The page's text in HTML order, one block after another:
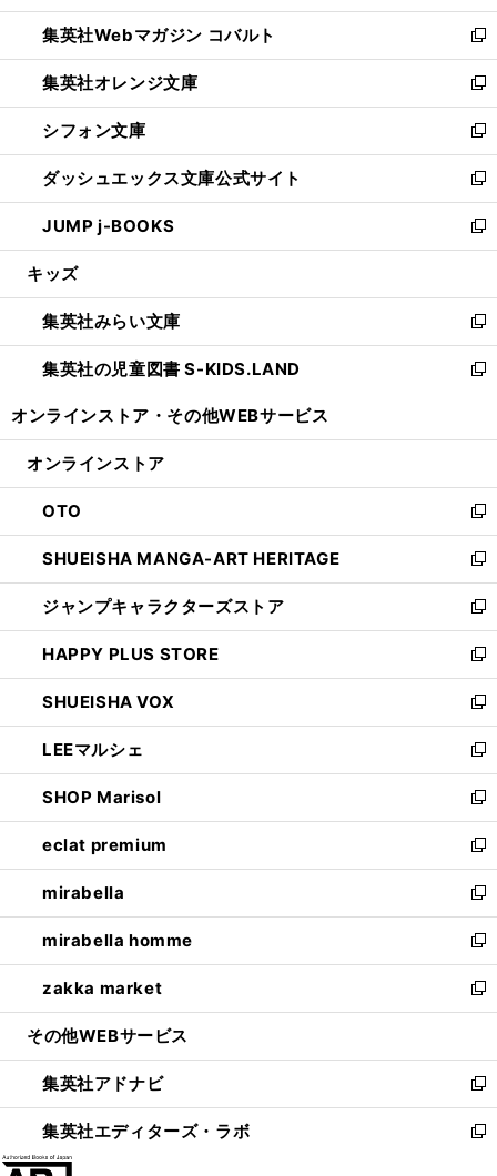
開
く
ウ
で
開
く
ン
ド
ウ
で
開
く
ウ
ィ
ン
ド
ウ
で
開
く
集英社Webマガジン コバルト
新
し
い
ウ
ィ
ン
ド
ウ
で
開
集英社オレンジ文庫
新
し
い
ウ
ィ
ン
ド
ウ
開
く
シフォン文庫
新
し
い
ウ
ィ
ン
ウ
で
開
く
ダッシュエックス文庫公式サイト
新
し
い
ウ
ン
ド
ウ
で
JUMP j-BOOKS
新
し
ウ
ィ
ン
ド
開
キッズ
集英社みらい文庫
新
し
い
ン
ウ
で
開
く
集英社の児童図書 S-KIDS.LAND
新
ウ
ン
ド
ウ
で
開
く
オンラインストア・ その他WEBサービス
オンラインストア
OTO
新
し
い
ウ
ィ
ン
ド
ウ
で
開
く
SHUEISHA MANGA-ART HERITAGE
新
し
い
ウ
ィ
ン
ド
ウ
で
開
く
ジャンプキャラクターズストア
新
し
い
ウ
ィ
ン
ド
ウ
で
開
く
HAPPY PLUS STORE
新
し
い
ウ
ィ
ン
ド
ウ
で
開
く
SHUEISHA VOX
新
し
い
ウ
ィ
ン
ド
ウ
で
開
く
LEEマルシェ
新
し
い
ウ
ィ
ン
ド
ウ
で
開
く
SHOP Marisol
新
し
い
ウ
ィ
ン
ド
ウ
で
開
eclat premium
新
し
い
ウ
ィ
ン
ド
ウ
開
く
mirabella
新
し
い
ウ
ィ
ン
ウ
で
開
く
mirabella homme
新
し
い
ウ
ン
ド
ウ
で
zakka market
新
し
ウ
ィ
ン
ド
その他WEBサービス
集英社アドナビ
新
し
い
集英社エディターズ・ラボ
新